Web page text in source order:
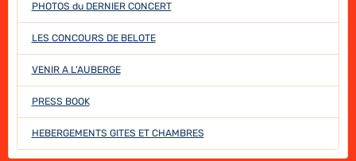
PHOTOS du DERNIER CONCERT
LES CONCOURS DE BELOTE
VENIR A L'AUBERGE
PRESS BOOK
HEBERGEMENTS GITES ET CHAMBRES